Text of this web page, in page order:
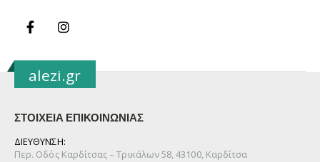
alezi.gr
ΣΤΟΙΧΕΙΑ ΕΠΙΚΟΙΝΩΝΙΑΣ
ΔΙΕΥΘΥΝΣΗ:
Περ. Οδός Καρδίτσας – Τρικάλων 58, 43100, Καρδίτσα